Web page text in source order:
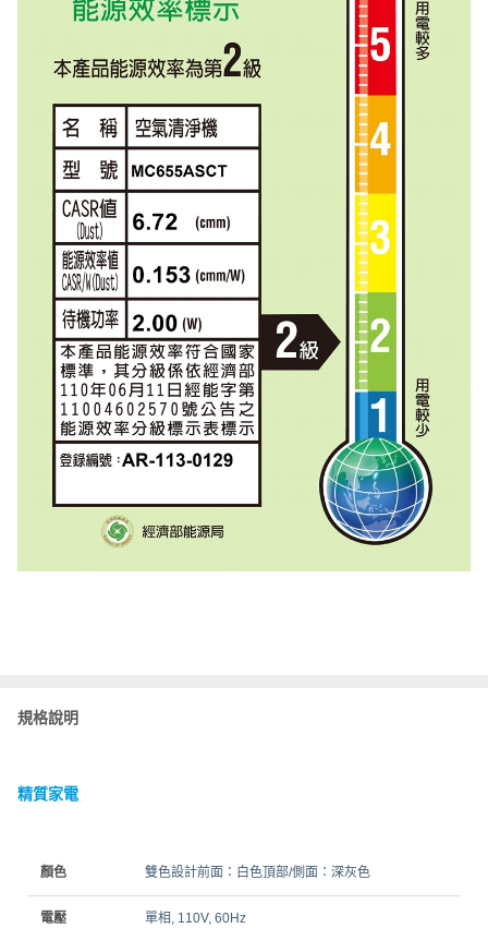
規格說明
精質家電
顏色 雙色設計前面：白色頂部/側面：深灰色
電壓 單相, 110V, 60Hz